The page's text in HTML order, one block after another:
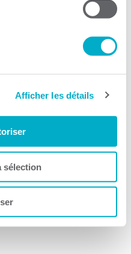
Afficher les détails
sélection